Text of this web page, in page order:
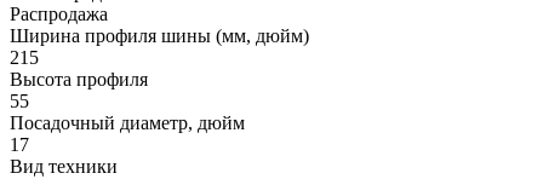
Распродажа
Ширина профиля шины (мм, дюйм)
215
Высота профиля
55
Посадочный диаметр, дюйм
17
Вид техники